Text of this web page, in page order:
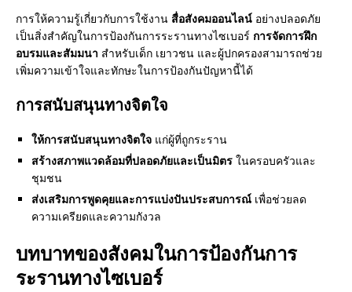
การให้ความรู้เกี่ยวกับการใช้งาน สื่อสังคมออนไลน์ อย่างปลอดภัย
เป็นสิ่งสำคัญในการป้องกันการระรานทางไซเบอร์ การจัดการฝึก
อบรมและสัมมนา สำหรับเด็ก เยาวชน และผู้ปกครองสามารถช่วย
เพิ่มความเข้าใจและทักษะในการป้องกันปัญหานี้ได้
การสนับสนุนทางจิตใจ
ให้การสนับสนุนทางจิตใจ แก่ผู้ที่ถูกระราน
สร้างสภาพแวดล้อมที่ปลอดภัยและเป็นมิตร ในครอบครัวและ
ชุมชน
ส่งเสริมการพูดคุยและการแบ่งปันประสบการณ์ เพื่อช่วยลด
ความเครียดและความกังวล
บทบาทของสังคมในการป้องกันการ
ระรานทางไซเบอร์